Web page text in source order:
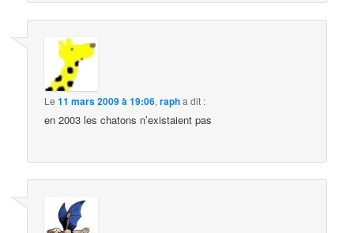
Le11 mars 2009 à 19:06,rapha dit :
en 2003 les chatons n’existaient pas